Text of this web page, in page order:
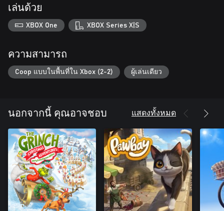
เล่นด้วย
XBOX One XBOX Series X|S
ความสามารถ
Coop แบบในพื้นที่ใน Xbox (2-2) ผู้เล่นเดียว
นอกจากนี้ คุณอาจชอบ แสดงทั้งหมด